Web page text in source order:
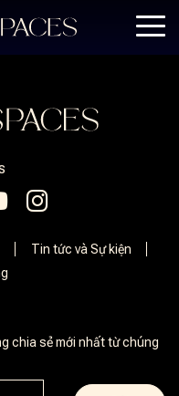
Tin tức và Sự kiện
chia sẻ mới nhất từ ​​chúng